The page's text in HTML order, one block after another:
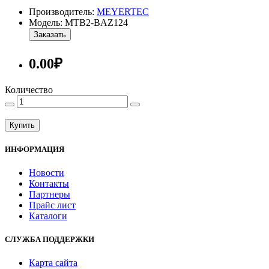
Производитель: MEYERTEC
Модель: MTB2-BAZ124
Заказать
0.00₽
Количество
Купить
ИНФОРМАЦИЯ
Новости
Контакты
Партнеры
Прайс лист
Каталоги
СЛУЖБА ПОДДЕРЖКИ
Карта сайта